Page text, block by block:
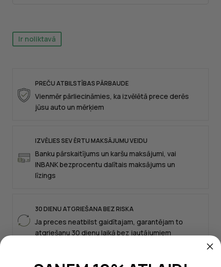
Ir noliktavā
PREČU ATBILSTĪBAS PĀRBAUDE
Vienmēr pārliecināmies, ka izvēlētā prece derēs
jūsu auto un mērķiem
IZVĒLIES SEV ĒRTU MAKSĀJUMU VEIDU
Banku pārskaitījums un karšu maksājumi, vai
INBANK bezprocentu dalītais maksājums un
līzings
30 DIENU ATGRIEŠANA BEZ RISKA
Ja preces neatbilst gaidītajam, garantējam to
atgriešanu 30 dienu laikā bez jautājumiem